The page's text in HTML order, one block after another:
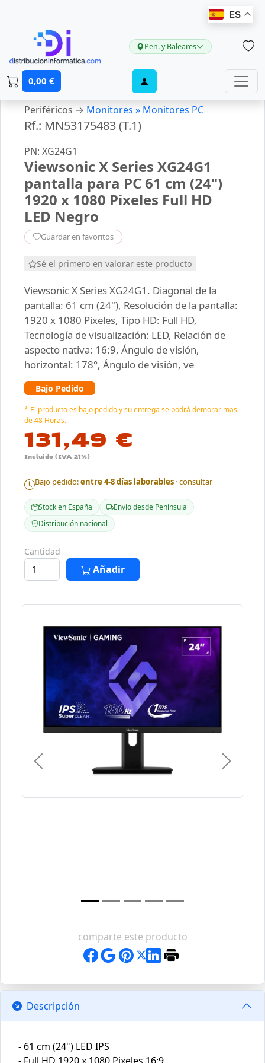
ES
Pen. y Baleares
0,00 €
Periféricos → Monitores » Monitores PC
Rf.: MN53175483 (T.1)
PN: XG24G1
Viewsonic X Series XG24G1
pantalla para PC 61 cm (24")
1920 x 1080 Pixeles Full HD
LED Negro
Guardar en favoritos
Sé el primero en valorar este producto
Viewsonic X Series XG24G1. Diagonal de la
pantalla: 61 cm (24"), Resolución de la pantalla:
1920 x 1080 Pixeles, Tipo HD: Full HD,
Tecnología de visualización: LED, Relación de
aspecto nativa: 16:9, Ángulo de visión,
horizontal: 178°, Ángulo de visión, ve
Bajo Pedido
* El producto es bajo pedido y su entrega se podrá demorar mas
de 48 Horas.
131,49 €
Incluido (IVA 21%)
Bajo pedido:entre 4-8 días laborables · consultar
Stock en España
Envío desde Península
Distribución nacional
Cantidad
Añadir
Previous Next
comparte este producto
Descripción
- 61 cm (24") LED IPS